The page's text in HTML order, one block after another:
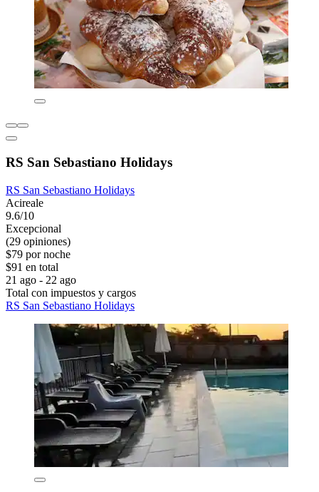
RS San Sebastiano Holidays
RS San Sebastiano Holidays
Acireale
9.6/10
Excepcional
(29 opiniones)
$79 por noche
$91 en total
21 ago - 22 ago
Total con impuestos y cargos
RS San Sebastiano Holidays